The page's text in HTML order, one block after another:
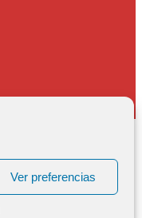
Ver preferencias